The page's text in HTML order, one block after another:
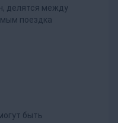
делятся между
поездка
быть